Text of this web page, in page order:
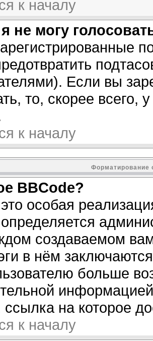
к началу
не могу
Если вы
то, скорее
к началу
Форматирование
BBCode?
особая
создаваемом
в нём
больше
ссылка на которое
к началу